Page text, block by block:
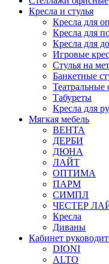
Кресла и стулья
Кресла для
Кресла для
Кресла для
Игровые
Стулья на
Банкетные
Театральные
Табуреты
Кресла для
Мягкая мебель
ВЕНТА
ДЕРБИ
ДЮНА
ЛАЙТ
ОПТИМА
ПАРМ
СИМПЛ
ЧЕСТЕР
Кресла
Диваны
Кабинет
DIONI
ALTO